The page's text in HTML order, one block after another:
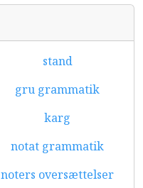
stand
gru grammatik
karg
notat grammatik
noters oversættelser